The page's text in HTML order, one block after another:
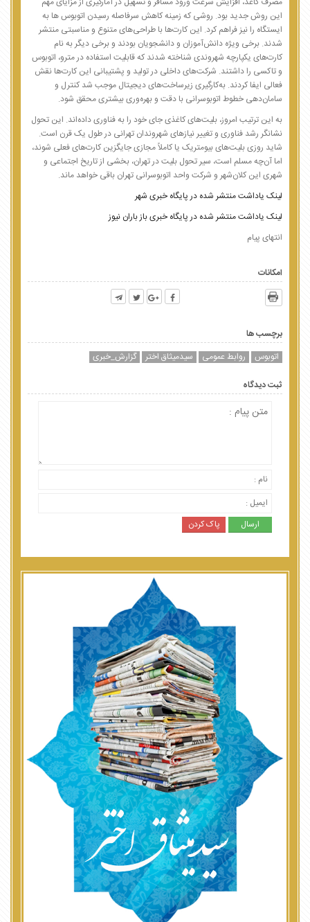
این روش جدید بود. روشی که زمینه کاهش سرفاصله رسیدن اتوبوس ها به
ایستگاه را نیز فراهم کرد. این کارت‌ها با طراحی‌های متنوع و مناسبتی منتشر
شدند. برخی ویژه دانش‌آموزان و دانشجویان بودند و برخی دیگر به نام
کارت‌های یکپارچه شهروندی شناخته شدند که قابلیت استفاده در مترو، اتوبوس
و تاکسی را داشتند. شرکت‌های داخلی در تولید و پشتیبانی این کارت‌ها نقش
فعالی ایفا کردند. به‌کارگیری زیرساخت‌های دیجیتال موجب شد کنترل و
سامان‌دهی خطوط اتوبوسرانی با دقت و بهره‌وری بیشتری محقق شود.
به این ترتیب امروز، بلیت‌های کاغذی جای خود را به فناوری داده‌اند. این تحول
نشانگر رشد فناوری و تغییر نیازهای شهروندان تهرانی در طول یک قرن است.
شاید روزی بلیت‌های بیومتریک یا کاملاً مجازی جایگزین کارت‌های فعلی شوند،
اما آن‌چه مسلم است، سیر تحول بلیت در تهران، بخشی از تاریخ اجتماعی و
شهری این کلان‌شهر و شرکت واحد اتوبوسرانی تهران باقی خواهد ماند.
لینک یاداشت منتشر شده در پایگاه خبری شهر
لینک یاداشت منتشر شده در پایگاه خبری باز باران نیوز
انتهای پیام
امکانات
برچسب ها
اتوبوس
روابط عمومی سیدمیثاق اختر گزارش_خبری
ثبت دیدگاه